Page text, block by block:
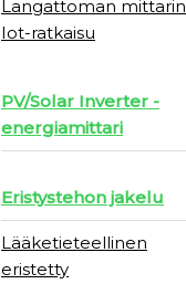
Langattoman mittarin
Iot-ratkaisu
PV/Solar Inverter -
energiamittari
Eristystehon jakelu
Lääketieteellinen
eristetty